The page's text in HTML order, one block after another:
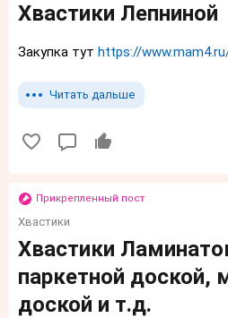
Хвастики Лепниной
Закупка тут https://
Читать дальше
Прикрепленный пост
Хвастики
Хвастики
паркетной доской,
доской и т.д.